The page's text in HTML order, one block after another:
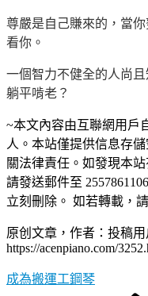
尊嚴是自己賺來的，當
看你。
一個智力不健全的人尚
躺平啃老？
~本文內容由互聯網用戶
人。本站僅提供信息存
關法律責任。如發現本
請發送郵件至
立刻刪除。 如若轉載，
原创文章，作者：投稿
https://acenpiano.com/
成為搬運工鋼琴